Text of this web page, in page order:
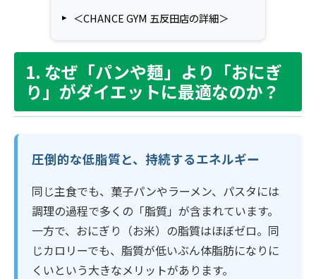
＜CHANCE GYM 五反田店の詳細＞
1. なぜ「パンや麺」より「おにぎ
り」がダイエットに最適なのか？
圧倒的な低脂質と、持続するエネルギー
同じ主食でも、菓子パンやラーメン、パスタには
調理の過程で多くの「脂質」が含まれています。
一方で、おにぎり（お米）の脂質はほぼゼロ。同
じカロリーでも、脂質が低いぶん体脂肪になりに
くいという大きなメリットがあります。